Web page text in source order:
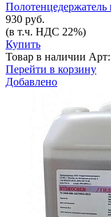
930 руб.
(в т.ч. НДС 22%)
Купить
Товар в наличии
Перейти в корзину
Добавлено